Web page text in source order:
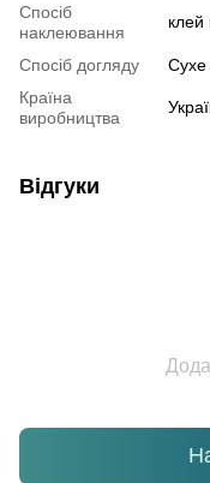
Спосіб
наклеювання
клей
Спосіб догляду
Країна
виробництва
Відгуки